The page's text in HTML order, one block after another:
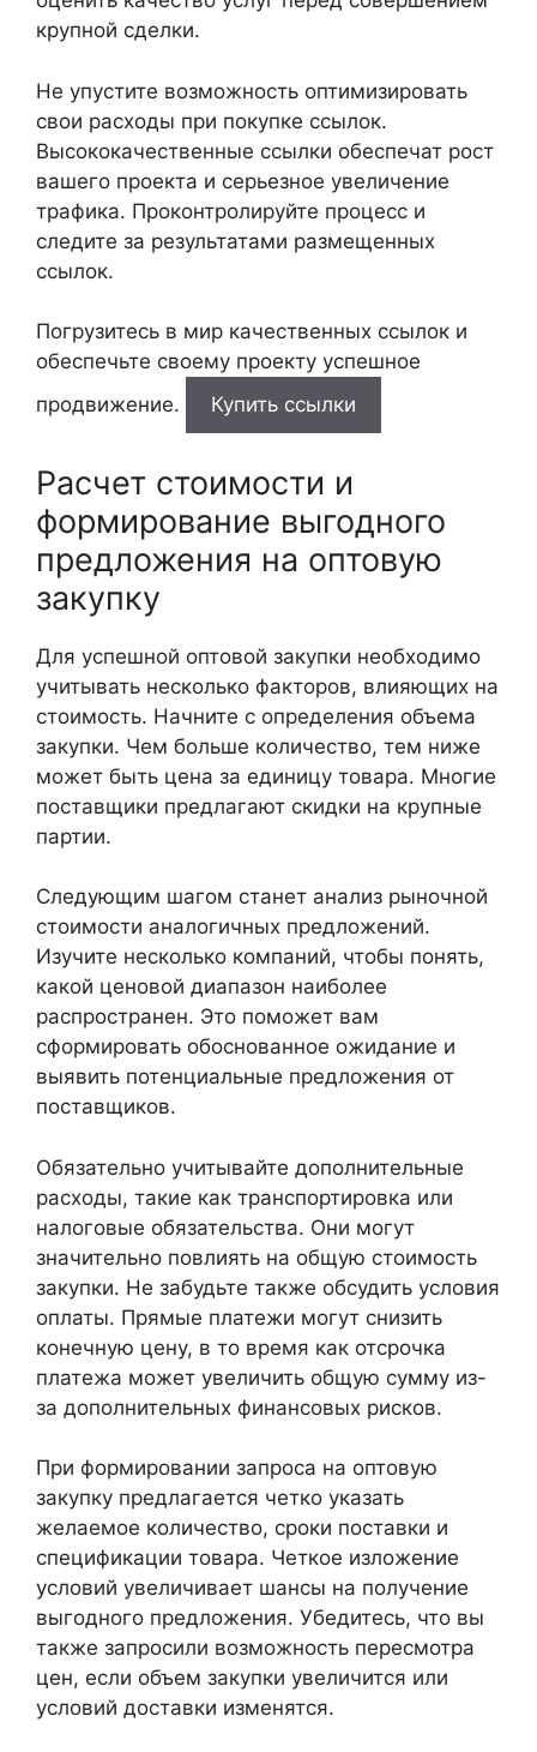
крупной сделки.
Не упустите возможность оптимизировать
свои расходы при покупке ссылок.
Высококачественные ссылки обеспечат рост
вашего проекта и серьезное увеличение
трафика. Проконтролируйте процесс и
следите за результатами размещенных
ссылок.
Погрузитесь в мир качественных ссылок и
обеспечьте своему проекту успешное
продвижение.
Купить ссылки
Расчет стоимости и
формирование выгодного
предложения на оптовую
закупку
Для успешной оптовой закупки необходимо
учитывать несколько факторов, влияющих на
стоимость. Начните с определения объема
закупки. Чем больше количество, тем ниже
может быть цена за единицу товара. Многие
поставщики предлагают скидки на крупные
партии.
Следующим шагом станет анализ рыночной
стоимости аналогичных предложений.
Изучите несколько компаний, чтобы понять,
какой ценовой диапазон наиболее
распространен. Это поможет вам
сформировать обоснованное ожидание и
выявить потенциальные предложения от
поставщиков.
Обязательно учитывайте дополнительные
расходы, такие как транспортировка или
налоговые обязательства. Они могут
значительно повлиять на общую стоимость
закупки. Не забудьте также обсудить условия
оплаты. Прямые платежи могут снизить
конечную цену, в то время как отсрочка
платежа может увеличить общую сумму из-
за дополнительных финансовых рисков.
При формировании запроса на оптовую
закупку предлагается четко указать
желаемое количество, сроки поставки и
спецификации товара. Четкое изложение
условий увеличивает шансы на получение
выгодного предложения. Убедитесь, что вы
также запросили возможность пересмотра
цен, если объем закупки увеличится или
условий доставки изменятся.